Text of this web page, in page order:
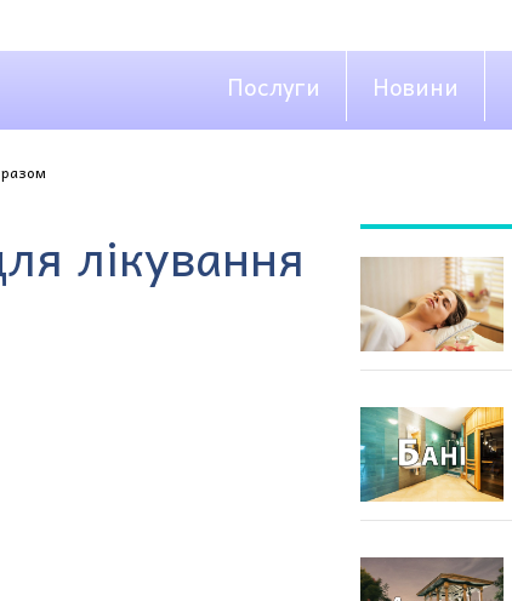
Послуги Новини
лікування